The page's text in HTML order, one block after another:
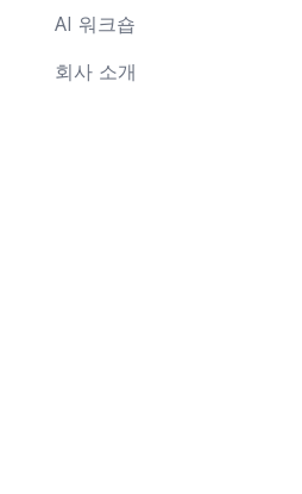
AI 워크숍
회사 소개